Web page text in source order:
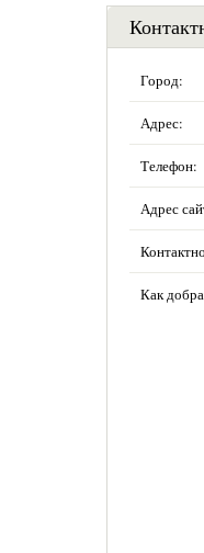
Город:
Адрес:
Телефон:
Адрес
Как